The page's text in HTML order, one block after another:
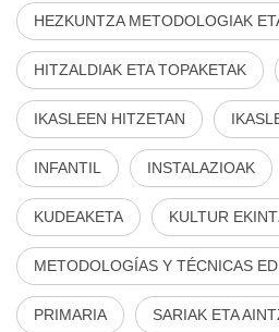
HEZKUNTZA METODOLOGIAK
HITZALDIAK ETA TOPAKETAK
IKASLEEN HITZETAN
INFANTIL INSTALAZIOAK
KUDEAKETA KULTUR
METODOLOGÍAS Y TÉCNICAS
PRIMARIA SARIAK ETA